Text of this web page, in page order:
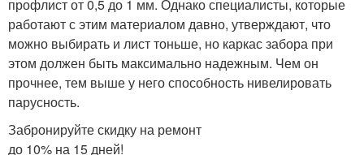
профлист от 0,5 до 1 мм. Однако специалисты, которые
работают с этим материалом давно, утверждают, что
можно выбирать и лист тоньше, но каркас забора при
этом должен быть максимально надежным. Чем он
прочнее, тем выше у него способность нивелировать
парусность.
Забронируйте скидку на ремонт
до 10% на 15 дней!